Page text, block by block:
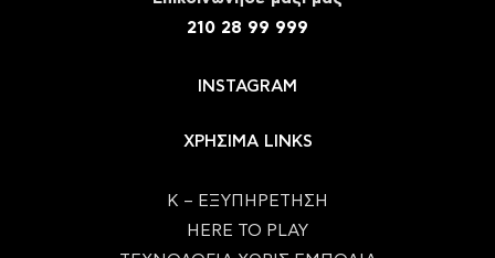
210 28 99 999
INSTAGRAM
ΧΡΗΣΙΜΑ LINKS
Κ – ΕΞΥΠΗΡΕΤΗΣΗ
HERE TO PLAY